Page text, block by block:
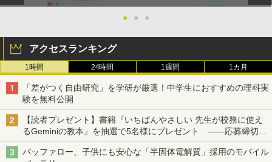
● ● ●
アクセスランキング
1時間 24時間 1週間 1カ月
「差がつく自由研究」を学研が厳選！中学生におすすめの理科実
験を無料公開
【読者プレゼント】書籍『いちばんやさしい 先生が校務に使え
るGeminiの教本』を抽選で5名様にプレゼント ――応募締切は
2026年8月12日（水）まで
バッファロー、子供にも安心な「半固体電解質」採用のモバイル